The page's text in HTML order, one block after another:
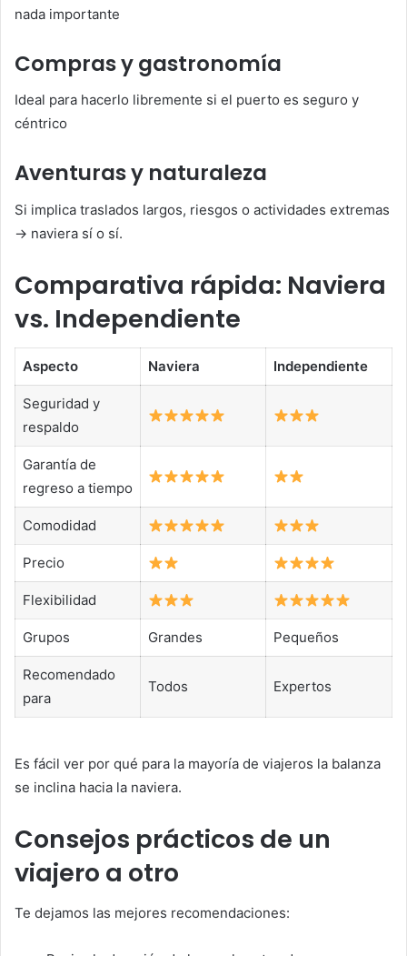
nada importante
Compras y gastronomía
Ideal para hacerlo libremente si el puerto es seguro y
céntrico
Aventuras y naturaleza
Si implica traslados largos, riesgos o actividades extremas
→ naviera sí o sí.
Comparativa rápida: Naviera
vs. Independiente
Aspecto Naviera Independiente
Seguridad y
respaldo
Garantía de
regreso a tiempo
Comodidad
Precio
Flexibilidad
Grupos Grandes Pequeños
Recomendado
para
Todos Expertos
Es fácil ver por qué para la mayoría de viajeros la balanza
se inclina hacia la naviera.
Consejos prácticos de un
viajero a otro
Te dejamos las mejores recomendaciones: